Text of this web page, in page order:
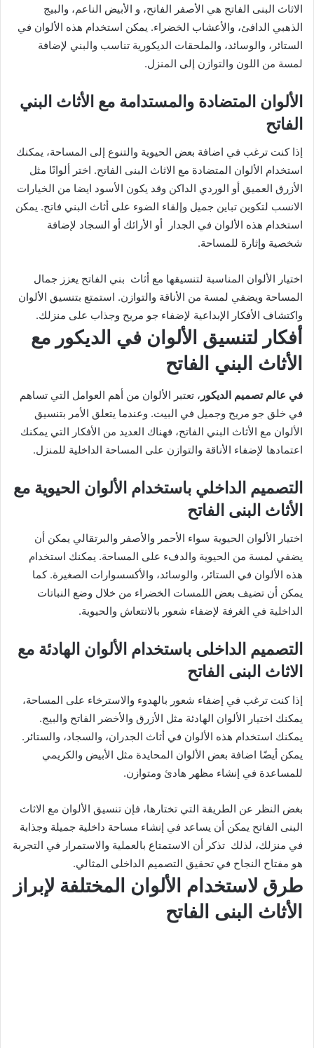
الاثاث البنى الفاتح هي الأصفر الفاتح، و الأبيض الناعم، والبيج
الذهبي الدافئ، والأعشاب الخضراء. يمكن استخدام هذه الألوان في
الستائر، والوسائد، والملحقات الديكورية تناسب والبني لإضافة
لمسة من اللون والتوازن إلى المنزل.
الألوان المتضادة والمستدامة مع الأثاث البني
الفاتح
إذا كنت ترغب في اضافة بعض الحيوية والتنوع إلى المساحة، يمكنك
استخدام الألوان المتضادة مع الاثاث البنى الفاتح. اختر ألوانًا مثل
الأزرق العميق أو الوردي الداكن وقد يكون الأسود ايضا من الخيارات
الانسب لتكوين تباين جميل وإلقاء الضوء على أثاث البني فاتح. يمكن
استخدام هذه الألوان في الجدار أو الأرائك أو السجاد لإضافة
شخصية وإثارة للمساحة.
اختيار الألوان المناسبة لتنسيقها مع أثاث بني الفاتح يعزز جمال
المساحة ويضفي لمسة من الأناقة والتوازن. استمتع بتنسيق الألوان
واكتشاف الأفكار الإبداعية لإضفاء جو مريح وجذاب على منزلك.
أفكار لتنسيق الألوان في الديكور مع
الأثاث البني الفاتح
في عالم تصميم الديكور ، تعتبر الألوان من أهم العوامل التي تساهم
في خلق جو مريح وجميل في البيت. وعندما يتعلق الأمر بتنسيق
الألوان مع الأثاث البني الفاتح، فهناك العديد من الأفكار التي يمكنك
اعتمادها لإضفاء الأناقة والتوازن على المساحة الداخلية للمنزل.
التصميم الداخلي باستخدام الألوان الحيوية مع
الأثاث البنى الفاتح
اختيار الألوان الحيوية سواء الأحمر والأصفر والبرتقالي يمكن أن
يضفي لمسة من الحيوية والدفء على المساحة. يمكنك استخدام
هذه الألوان في الستائر، والوسائد، والأكسسوارات الصغيرة. كما
يمكن أن تضيف بعض اللمسات الخضراء من خلال وضع النباتات
الداخلية في الغرفة لإضفاء شعور بالانتعاش والحيوية.
التصميم الداخلى باستخدام الألوان الهادئة مع
الاثاث البنى الفاتح
إذا كنت ترغب في إضفاء شعور بالهدوء والاسترخاء على المساحة،
يمكنك اختيار الألوان الهادئة مثل الأزرق والأخضر الفاتح والبيج.
يمكنك استخدام هذه الألوان في أثاث الجدران، والسجاد، والستائر.
يمكن أيضًا اضافة بعض الألوان المحايدة مثل الأبيض والكريمي
للمساعدة في إنشاء مظهر هادئ ومتوازن.
بغض النظر عن الطريقة التي تختارها، فإن تنسيق الألوان مع الاثاث
البنى الفاتح يمكن أن يساعد في إنشاء مساحة داخلية جميلة وجذابة
في منزلك، لذلك تذكر أن الاستمتاع بالعملية والاستمرار في التجربة
هو مفتاح النجاح في تحقيق التصميم الداخلى المثالي.
طرق لاستخدام الألوان المختلفة لإبراز
الأثاث البنى الفاتح